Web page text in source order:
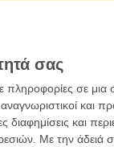
σας
πληροφορίες σε
και
και
Με την άδειά